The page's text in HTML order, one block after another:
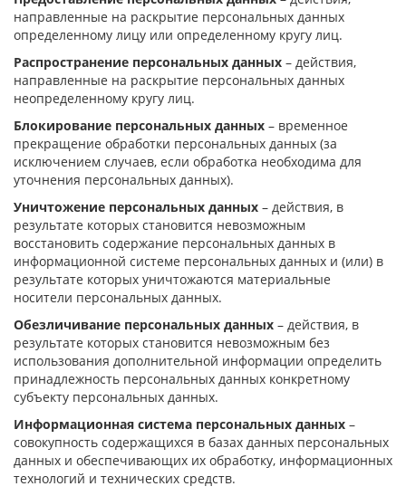
направленные на раскрытие персональных данных
определенному лицу или определенному кругу лиц.
Распространение персональных данных – действия,
направленные на раскрытие персональных данных
неопределенному кругу лиц.
Блокирование персональных данных – временное
прекращение обработки персональных данных (за
исключением случаев, если обработка необходима для
уточнения персональных данных).
Уничтожение персональных данных – действия, в
результате которых становится невозможным
восстановить содержание персональных данных в
информационной системе персональных данных и (или) в
результате которых уничтожаются материальные
носители персональных данных.
Обезличивание персональных данных – действия, в
результате которых становится невозможным без
использования дополнительной информации определить
принадлежность персональных данных конкретному
субъекту персональных данных.
Информационная система персональных данных –
совокупность содержащихся в базах данных персональных
данных и обеспечивающих их обработку, информационных
технологий и технических средств.